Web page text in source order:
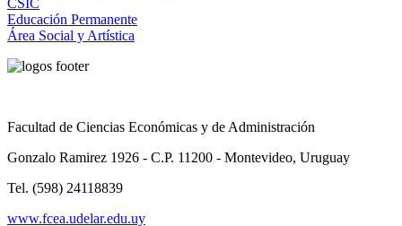
Educación Permanente
Área Social y Artística
Facultad de Ciencias Económicas y de Administración
Gonzalo Ramirez 1926 - C.P. 11200 - Montevideo, Uruguay
Tel. (598) 24118839
www.fcea.udelar.edu.uy